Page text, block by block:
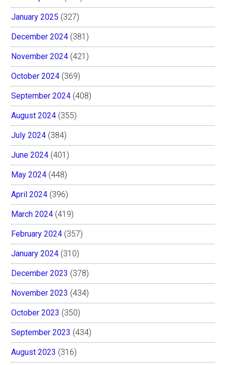
January 2025 (327)
December 2024 (381)
November 2024 (421)
October 2024 (369)
September 2024 (408)
August 2024 (355)
July 2024 (384)
June 2024 (401)
May 2024 (448)
April 2024 (396)
March 2024 (419)
February 2024 (357)
January 2024 (310)
December 2023 (378)
November 2023 (434)
October 2023 (350)
September 2023 (434)
August 2023 (316)